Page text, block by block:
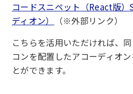
コードスニペット（React版
ディオン）
（※外部リンク）
こちらを活用いただければ、
コンを配置したアコーディオ
とができます。